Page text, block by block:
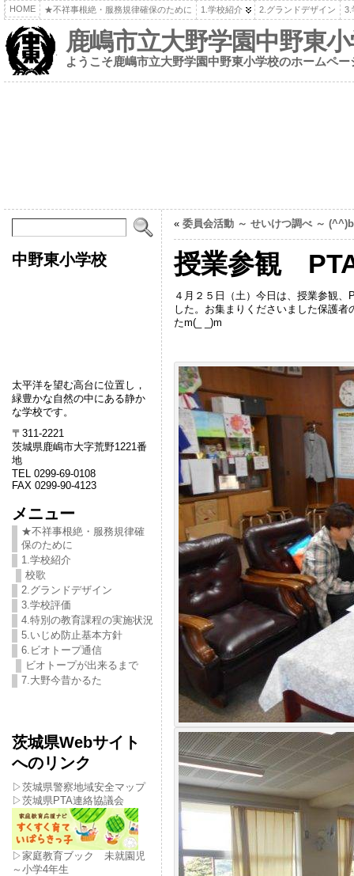
HOME ★不祥事根絶・服務規律確保のために 1.学校紹介 2.グランドデザイン 3.
鹿嶋市立大野学園中野東
ようこそ鹿嶋市立大野学園中野東小学校のホームペー
中野東小学校
太平洋を望む高台に位置し，
緑豊かな自然の中にある静か
な学校です。
〒311-2221
茨城県鹿嶋市大字荒野1221番
地
TEL 0299-69-0108
FAX 0299-90-4123
メニュー
★不祥事根絶・服務規律確
保のために
1.学校紹介
校歌
2.グランドデザイン
3.学校評価
4.特別の教育課程の実施状況
5.いじめ防止基本方針
6.ビオトープ通信
ビオトープが出来るまで
7.大野今昔かるた
茨城県Webサイト
へのリンク
▷茨城県警察地域安全マップ
▷茨城県PTA連絡協議会
▷家庭教育ブック 未就園児
～小学4年生
« 委員会活動 ～ せいけつ調べ ～ (^^)b
授業参観
４月２５日（土）今日は、授業参観
した。お集まりくださいました保護
たm(_ _)m